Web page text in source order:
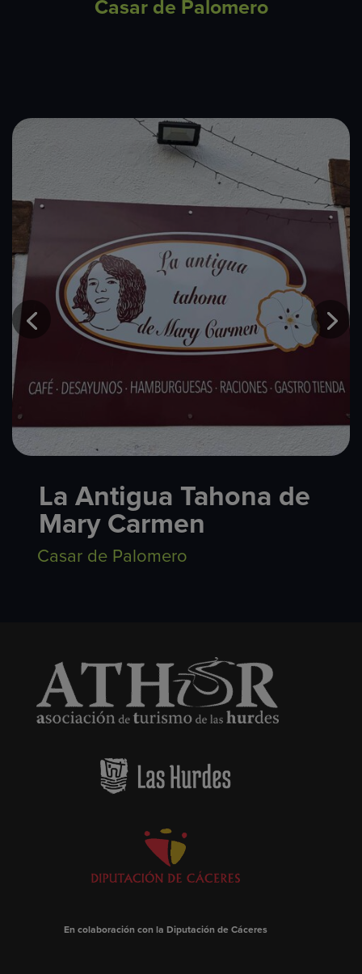
Casar de Palomero
La Antigua Tahona de
Mary Carmen
Casar de Palomero
En colaboración con la Diputación de Cáceres